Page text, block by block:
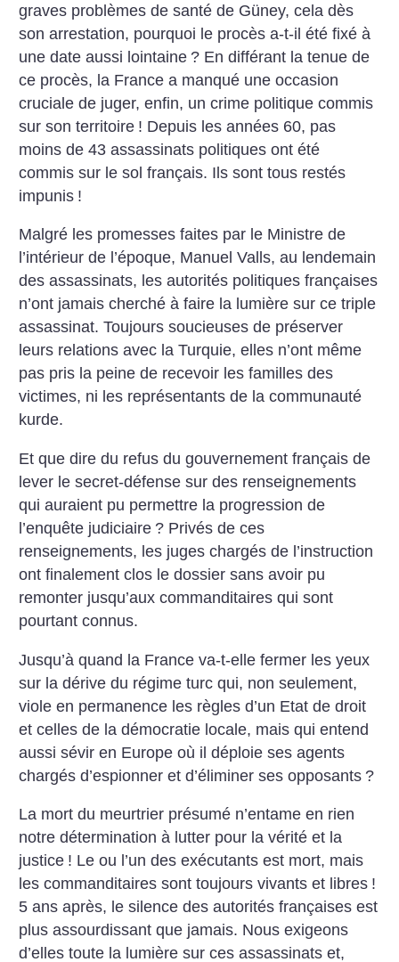
graves problèmes de santé de Güney, cela dès
son arrestation, pourquoi le procès a-t-il été fixé à
une date aussi lointaine ? En différant la tenue de
ce procès, la France a manqué une occasion
cruciale de juger, enfin, un crime politique commis
sur son territoire ! Depuis les années 60, pas
moins de 43 assassinats politiques ont été
commis sur le sol français. Ils sont tous restés
impunis !
Malgré les promesses faites par le Ministre de
l’intérieur de l’époque, Manuel Valls, au lendemain
des assassinats, les autorités politiques françaises
n’ont jamais cherché à faire la lumière sur ce triple
assassinat. Toujours soucieuses de préserver
leurs relations avec la Turquie, elles n’ont même
pas pris la peine de recevoir les familles des
victimes, ni les représentants de la communauté
kurde.
Et que dire du refus du gouvernement français de
lever le secret-défense sur des renseignements
qui auraient pu permettre la progression de
l’enquête judiciaire ? Privés de ces
renseignements, les juges chargés de l’instruction
ont finalement clos le dossier sans avoir pu
remonter jusqu’aux commanditaires qui sont
pourtant connus.
Jusqu’à quand la France va-t-elle fermer les yeux
sur la dérive du régime turc qui, non seulement,
viole en permanence les règles d’un Etat de droit
et celles de la démocratie locale, mais qui entend
aussi sévir en Europe où il déploie ses agents
chargés d’espionner et d’éliminer ses opposants ?
La mort du meurtrier présumé n’entame en rien
notre détermination à lutter pour la vérité et la
justice ! Le ou l’un des exécutants est mort, mais
les commanditaires sont toujours vivants et libres !
5 ans après, le silence des autorités françaises est
plus assourdissant que jamais. Nous exigeons
d’elles toute la lumière sur ces assassinats et,